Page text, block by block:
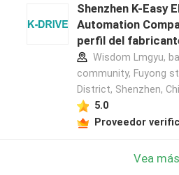
Shenzhen K-Easy
Automation
perfil del
Wisdom Lmgyu,
community, Fuyong
District, Shenzhen,
5.0
Proveedor
Vea más